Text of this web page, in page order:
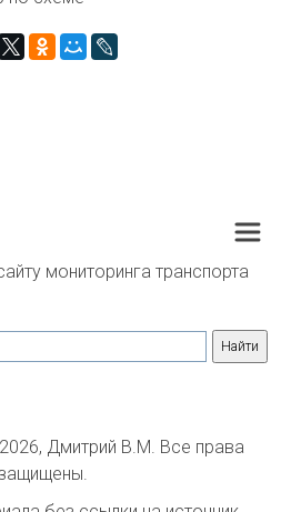
Поиск информации по сайту мониторинга транспорта
Дмитрий В.М. Все права